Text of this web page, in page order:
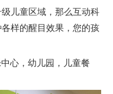
儿童区域，那么互动科
样的醒目效果，您的孩
心，幼儿园，儿童餐